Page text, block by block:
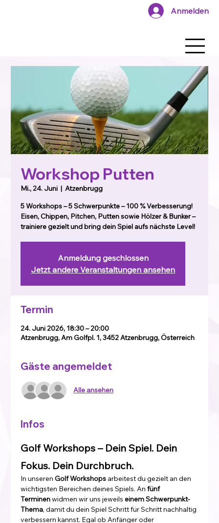
Anmelden
Workshop Putten
Mi., 24. Juni
  |
Atzenbrugg
5 Workshops – 5 Schwerpunkte – 100 % Verbesserung!
Eisen, Chippen, Pitchen, Putten sowie Hölzer & Bunker –
trainiere gezielt und bring dein Spiel aufs nächste Level!
Anmeldung geschlossen
Jetzt andere Veranstaltungen ansehen
Termin
24. Juni 2026, 18:30 – 20:00
Atzenbrugg, Am Golfpl. 1, 3452 Atzenbrugg, Österreich
Gäste angemeldet
Alle ansehen
Infos
Golf Workshops – Dein Spiel. Dein
Fokus. Dein Durchbruch.
In unseren Golf Workshops arbeitest du gezielt an den
wichtigsten Bereichen deines Spiels. An fünf
Terminen widmen wir uns jeweils einem Schwerpunkt-
Thema, damit du dein Spiel Schritt für Schritt nachhaltig
verbessern kannst. Egal ob Anfänger oder